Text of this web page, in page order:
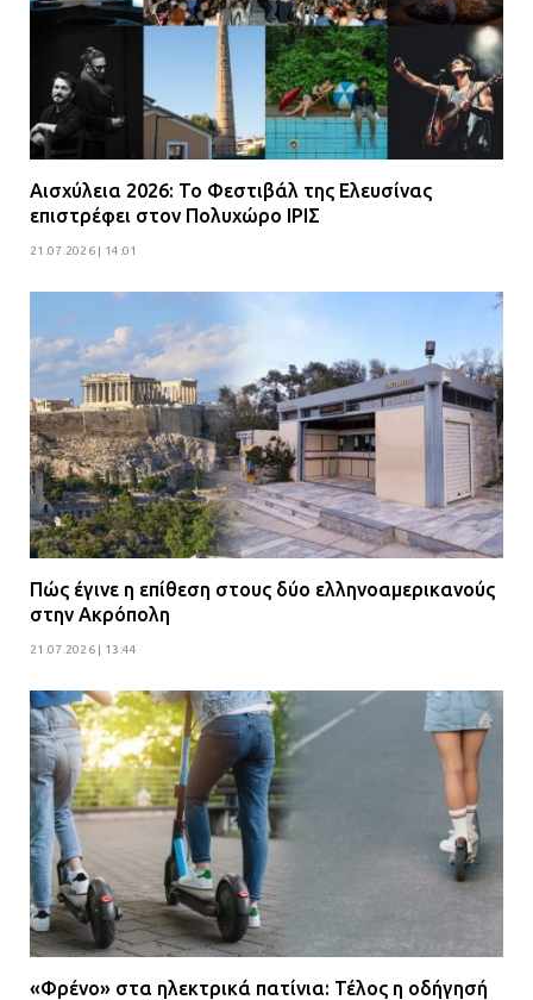
Αισχύλεια 2026: Το Φεστιβάλ της Ελευσίνας
επιστρέφει στον Πολυχώρο ΙΡΙΣ
21.07.2026 | 14:01
Πώς έγινε η επίθεση στους δύο ελληνοαμερικανούς
στην Ακρόπολη
21.07.2026 | 13:44
«Φρένο» στα ηλεκτρικά πατίνια: Τέλος η οδήγησή